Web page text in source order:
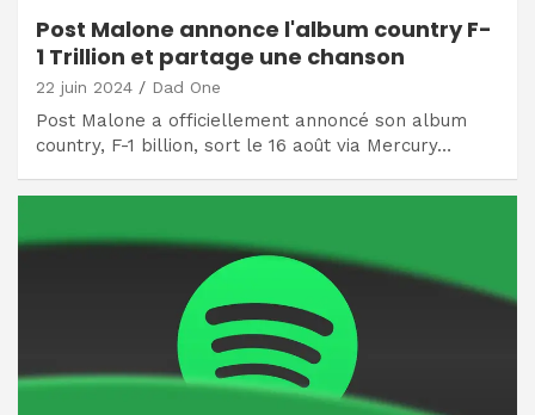
Post Malone annonce l'album country F-
1 Trillion et partage une chanson
22 juin 2024 Dad One
Post Malone a officiellement annoncé son album
country, F-1 billion, sort le 16 août via Mercury…